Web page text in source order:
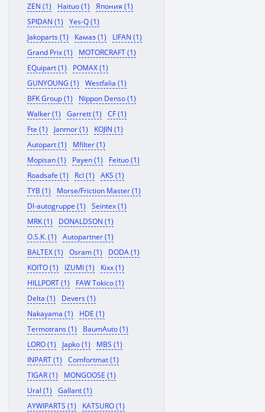
ZEN (1)
Haituo (1)
Япония (1)
SPIDAN (1)
Yes-Q (1)
Jakoparts (1)
Камаз (1)
LIFAN (1)
Grand Prix (1)
MOTORCRAFT (1)
EQuipart (1)
POMAX (1)
GUNYOUNG (1)
Westfalia (1)
BFK Group (1)
Nippon Denso (1)
Walker (1)
Garrett (1)
CF (1)
Fte (1)
Janmor (1)
KOJIN (1)
Autopart (1)
Mfilter (1)
Mopisan (1)
Payen (1)
Feituo (1)
Roadsafe (1)
Rcl (1)
AKS (1)
TYB (1)
Morse/Friction Master (1)
Dl-autogruppe (1)
Seintex (1)
MRK (1)
DONALDSON (1)
O.S.K. (1)
Autopartner (1)
BALTEX (1)
Osram (1)
DODA (1)
KOITO (1)
IZUMI (1)
Kixx (1)
HILLPORT (1)
FAW Tokico (1)
Delta (1)
Devers (1)
Nakayama (1)
HDE (1)
Termotrans (1)
BaumAuto (1)
LORO (1)
Japko (1)
MBS (1)
INPART (1)
Comfortmat (1)
TIGAR (1)
MONGOOSE (1)
Ural (1)
Gallant (1)
AYWIPARTS (1)
KATSURO (1)